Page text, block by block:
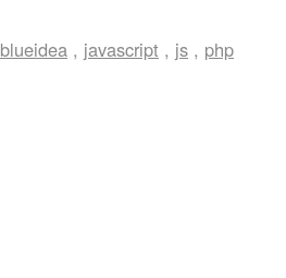
blueidea , javascript , js , php